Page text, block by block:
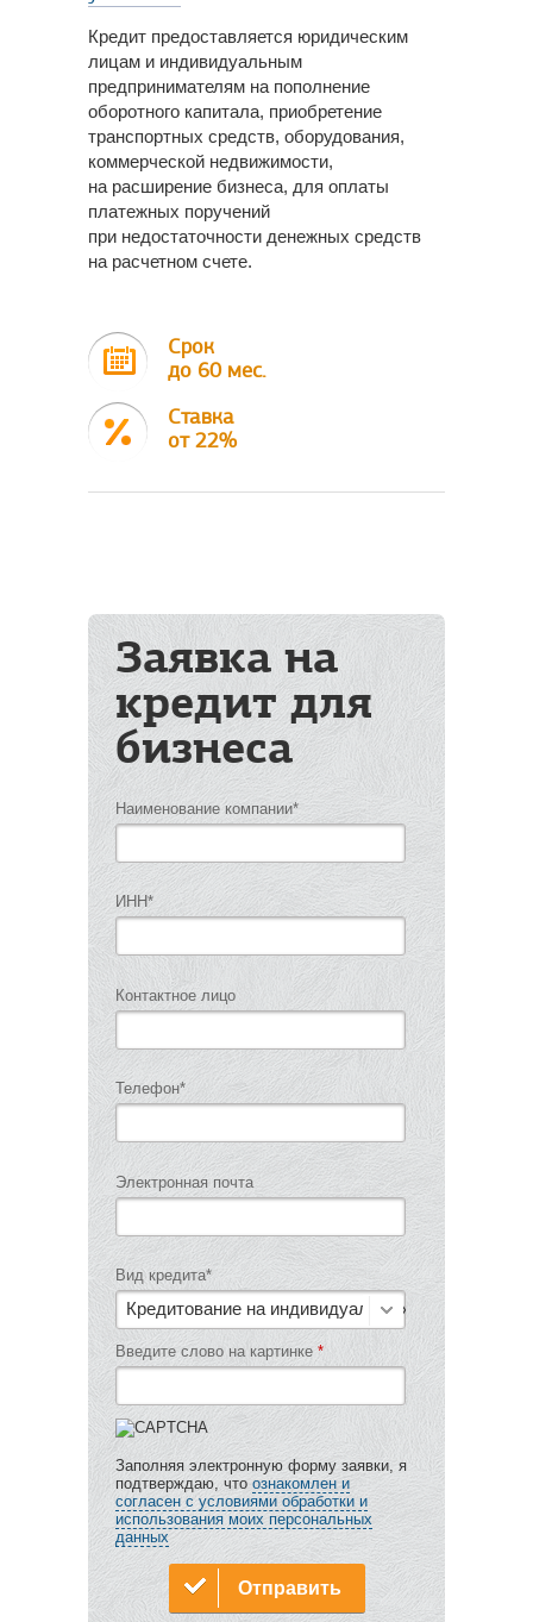
Кредит предоставляется юридическим
лицам и индивидуальным
предпринимателям на пополнение
оборотного капитала, приобретение
транспортных средств, оборудования,
коммерческой недвижимости,
на расширение бизнеса, для оплаты
платежных поручений
при недостаточности денежных средств
на расчетном счете.
Срок
до 60 мес.
Ставка
от 22%
Заявка на
кредит для
бизнеса
Наименование компании*
ИНН*
Контактное лицо
Телефон*
Электронная почта
Вид кредита*
Кредитование на индивидуальных условиях
Введите слово на картинке *
Заполняя электронную форму заявки, я
подтверждаю, что ознакомлен и
согласен с условиями обработки и
использования моих персональных
данных
Отправить